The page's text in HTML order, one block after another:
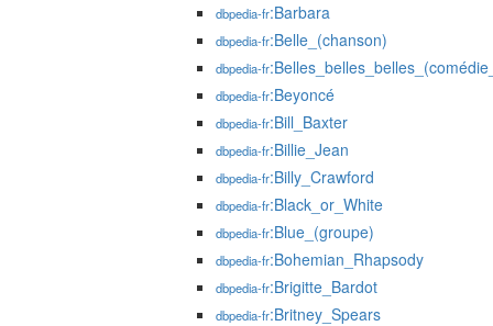
dbpedia-fr:Barbara
dbpedia-fr:Belle_(chanson)
dbpedia-fr
dbpedia-fr:Beyoncé
dbpedia-fr:Bill_Baxter
dbpedia-fr:Billie_Jean
dbpedia-fr:Billy_Crawford
dbpedia-fr:Black_or_White
dbpedia-fr:Blue_(groupe)
dbpedia-fr:Bohemian_Rhapsody
dbpedia-fr:Brigitte_Bardot
dbpedia-fr:Britney_Spears